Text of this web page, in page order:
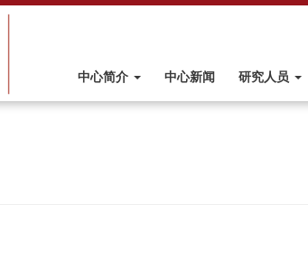
中心简介 中心新闻 研究人员